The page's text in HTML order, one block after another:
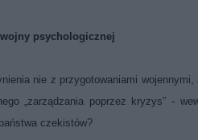
psychologicznej
nie z przygotowaniami
„zarządzania poprzez kryzys” -
czekistów?